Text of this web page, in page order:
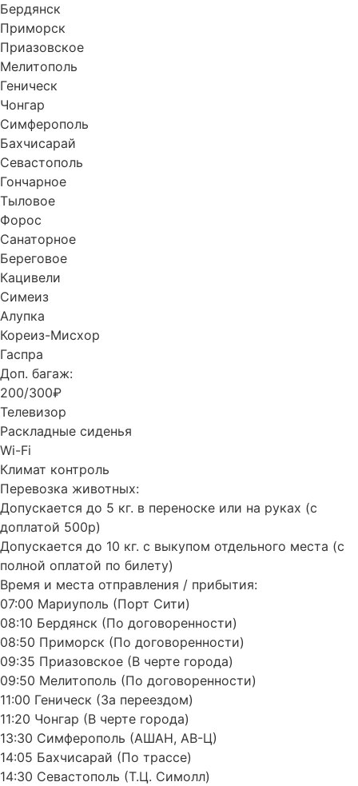
Бердянск
Приморск
Приазовское
Мелитополь
Геническ
Чонгар
Симферополь
Бахчисарай
Севастополь
Гончарное
Тыловое
Форос
Санаторное
Береговое
Кацивели
Симеиз
Алупка
Кореиз-Мисхор
Гаспра
Доп. багаж:
200/300₽
Телевизор
Раскладные сиденья
Wi-Fi
Климат контроль
Перевозка животных:
Допускается до 5 кг. в переноске или на руках (с
доплатой 500р)
Допускается до 10 кг. с выкупом отдельного места (с
полной оплатой по билету)
Время и места отправления / прибытия:
07:00 Мариуполь (Порт Сити)
08:10 Бердянск (По договоренности)
08:50 Приморск (По договоренности)
09:35 Приазовское (В черте города)
09:50 Мелитополь (По договоренности)
11:00 Геническ (За переездом)
11:20 Чонгар (В черте города)
13:30 Симферополь (АШАН, АВ-Ц)
14:05 Бахчисарай (По трассе)
14:30 Севастополь (Т.Ц. Симолл)